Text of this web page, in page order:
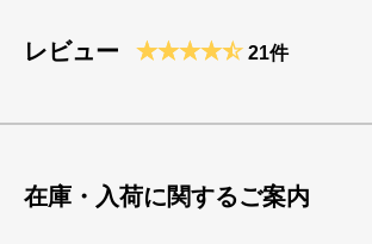
レビュー 21件
在庫・入荷に関するご案内